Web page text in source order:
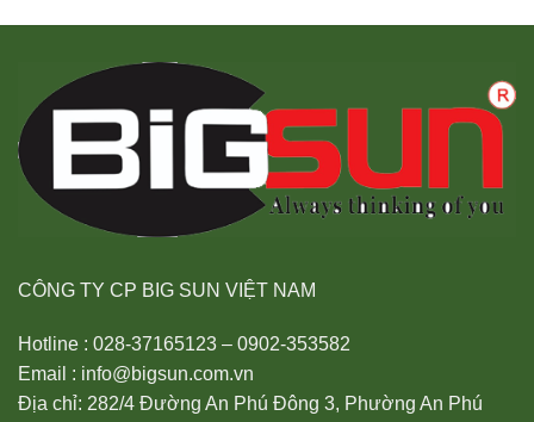
CÔNG TY CP BIG SUN VIỆT NAM
Hotline : 028-37165123 – 0902-353582
Email : info@bigsun.com.vn
Địa chỉ: 282/4 Đường An Phú Đông 3, Phường An Phú